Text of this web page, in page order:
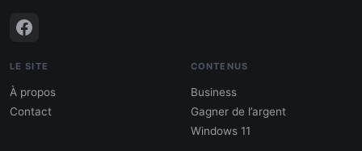
LE SITE
À propos
Contact
CONTENUS
Business
Gagner de l’argent
Windows 11